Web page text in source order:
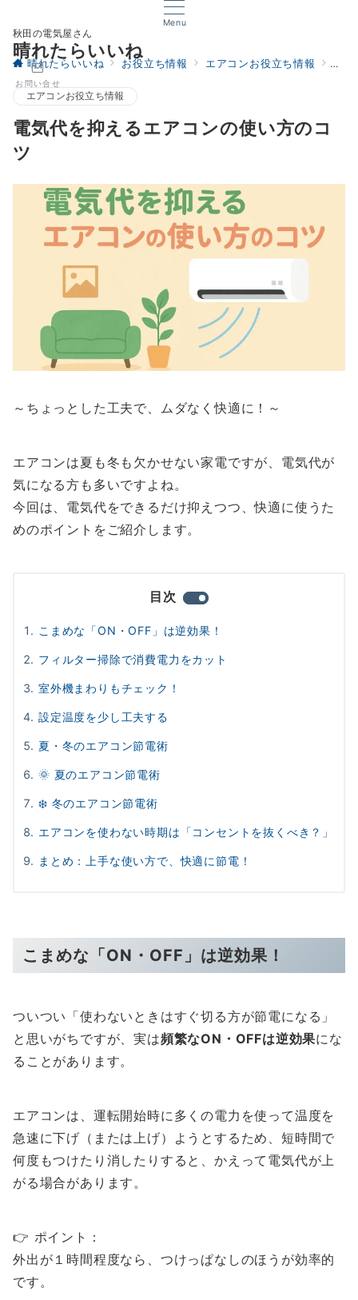
Menu
秋田の電気屋さん
晴れたらいいね
お問い合せ
晴れたらいいね お役立ち情報 エアコンお役立ち情報 電気
エアコンお役立ち情報
電気代を抑えるエアコンの使い方のコ
ツ
～ちょっとした工夫で、ムダなく快適に！～
エアコンは夏も冬も欠かせない家電ですが、電気代が
気になる方も多いですよね。
今回は、電気代をできるだけ抑えつつ、快適に使うた
めのポイントをご紹介します。
目次
こまめな「ON・OFF」は逆効果！
フィルター掃除で消費電力をカット
室外機まわりもチェック！
設定温度を少し工夫する
夏・冬のエアコン節電術
🌞 夏のエアコン節電術
❄️ 冬のエアコン節電術
エアコンを使わない時期は「コンセントを抜くべき？」
まとめ：上手な使い方で、快適に節電！
こまめな「ON・OFF」は逆効果！
ついつい「使わないときはすぐ切る方が節電になる」
と思いがちですが、実は頻繁なON・OFFは逆効果にな
ることがあります。
エアコンは、運転開始時に多くの電力を使って温度を
急速に下げ（または上げ）ようとするため、短時間で
何度もつけたり消したりすると、かえって電気代が上
がる場合があります。
👉 ポイント：
外出が１時間程度なら、つけっぱなしのほうが効率的
です。